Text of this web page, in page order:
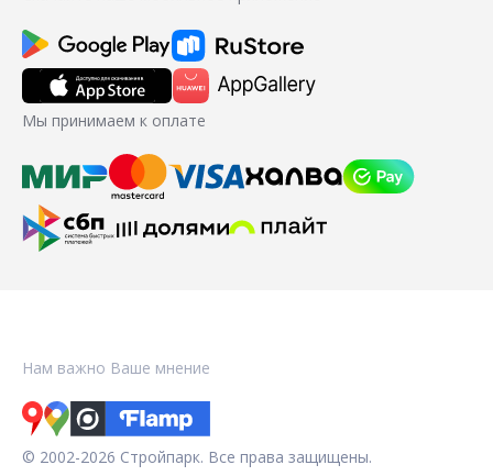
Мы принимаем к оплате
Нам важно Ваше мнение
© 2002-2026 Стройпарк. Все права защищены.